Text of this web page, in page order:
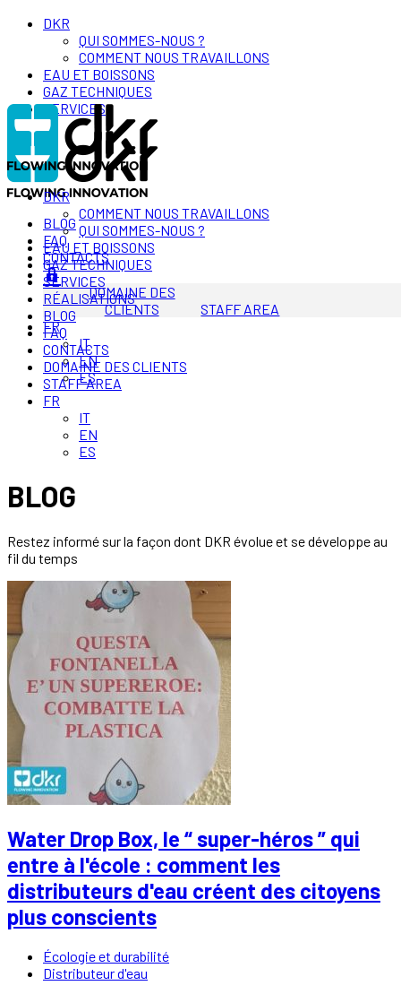
DKR
QUI SOMMES-NOUS ?
COMMENT NOUS TRAVAILLONS
EAU ET BOISSONS
GAZ TECHNIQUES
SERVICES
BLOG
FAQ
CONTACTS
DOMAINE DES
CLIENTS
STAFF AREA
FR
IT
EN
ES
DKR
COMMENT NOUS TRAVAILLONS
QUI SOMMES-NOUS ?
EAU ET BOISSONS
GAZ TECHNIQUES
SERVICES
RÉALISATIONS
BLOG
FAQ
CONTACTS
DOMAINE DES CLIENTS
STAFF AREA
FR
IT
EN
ES
BLOG
Restez informé sur la façon dont DKR évolue et se développe au
fil du temps
Water Drop Box, le “ super-héros ” qui
entre à l'école : comment les
distributeurs d'eau créent des citoyens
plus conscients
Écologie et durabilité
Distributeur d'eau